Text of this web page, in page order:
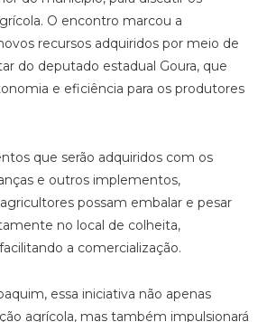
O encontro marcou a
recursos adquiridos por meio de
do deputado estadual Goura, que
e eficiência para os produtores
que serão adquiridos com os
e outros implementos,
possam embalar e pesar
no local de colheita,
a comercialização.
essa iniciativa não apenas
agrícola, mas também impulsionará